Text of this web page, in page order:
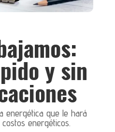
y sin
energética que le hará
energéticos.